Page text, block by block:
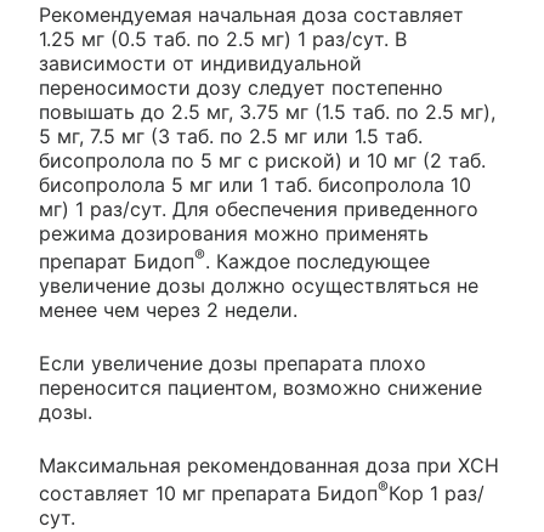
Рекомендуемая начальная доза составляет
1.25 мг (0.5 таб. по 2.5 мг) 1 раз/сут. В
зависимости от индивидуальной
переносимости дозу следует постепенно
повышать до 2.5 мг, 3.75 мг (1.5 таб. по 2.5 мг),
5 мг, 7.5 мг (3 таб. по 2.5 мг или 1.5 таб.
бисопролола по 5 мг с риской) и 10 мг (2 таб.
бисопролола 5 мг или 1 таб. бисопролола 10
мг) 1 раз/сут. Для обеспечения приведенного
режима дозирования можно применять
препарат Бидоп®. Каждое последующее
увеличение дозы должно осуществляться не
менее чем через 2 недели.
Если увеличение дозы препарата плохо
переносится пациентом, возможно снижение
дозы.
Максимальная рекомендованная доза при ХСН
составляет 10 мг препарата Бидоп®Кор 1 раз/
сут.